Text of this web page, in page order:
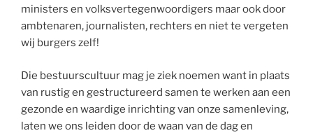
ministers en volksvertegenwoordigers maar ook door
ambtenaren, journalisten, rechters en niet te vergeten
wij burgers zelf!
Die bestuurscultuur mag je ziek noemen want in plaats
van rustig en gestructureerd samen te werken aan een
gezonde en waardige inrichting van onze samenleving,
laten we ons leiden door de waan van de dag en